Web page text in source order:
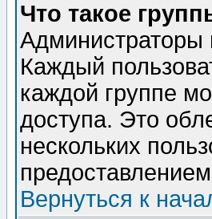
Что такое
Администраторы
Каждый
каждой группе
доступа. Это
нескольких
Вернуться к